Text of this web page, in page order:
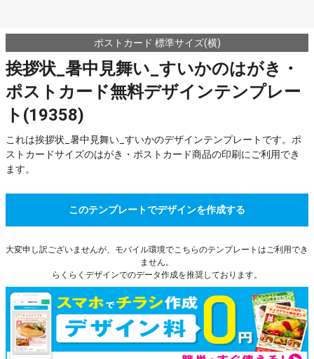
ポストカード 標準サイズ(横)
挨拶状_暑中見舞い_すいかのはがき・
ポストカード無料デザインテンプレー
ト(19358)
これは挨拶状_暑中見舞い_すいかのデザインテンプレートです。ポ
ストカードサイズのはがき・ポストカード商品の印刷にご利用でき
ます。
このテンプレートでデザインを作成する
大変申し訳ございませんが、モバイル環境でこちらのテンプレートはご利用でき
ません。
らくらくデザインでのデータ作成を推奨しております。